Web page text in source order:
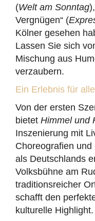
(Welt am Sonntag
Vergnügen“ (
Kölner gesehen
Lassen Sie sich
Mischung aus
verzaubern.
Ein Erlebnis für
Von der ersten
bietet Himmel und
Inszenierung mit
Choreografien
als Deutschlands
Volksbühne am
traditionsreicher
schafft den
kulturelle Highlight.